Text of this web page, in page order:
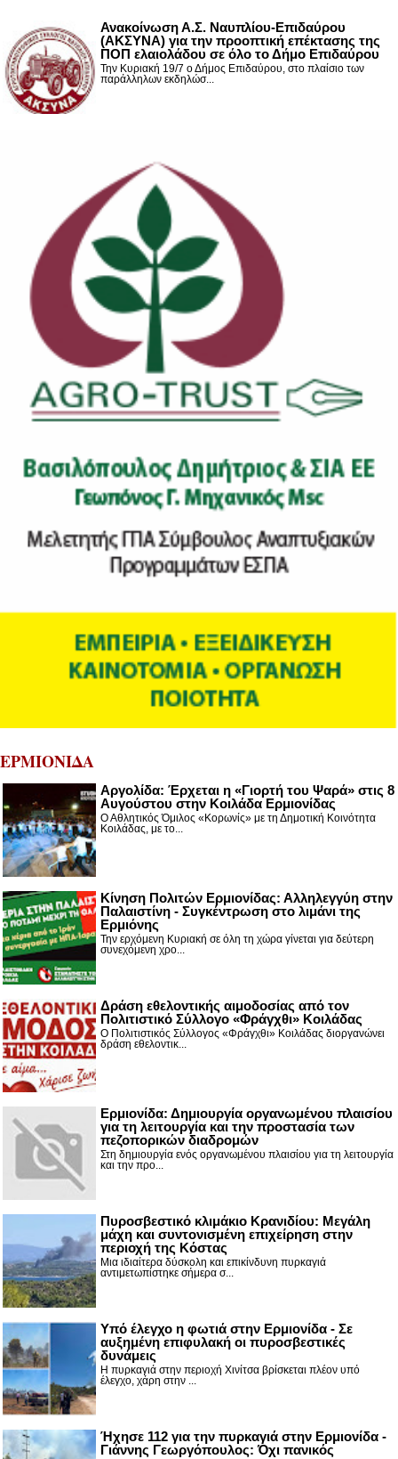
Ανακοίνωση Α.Σ. Ναυπλίου-Επιδαύρου
(ΑΚΣΥΝΑ) για την προοπτική επέκτασης της
ΠΟΠ ελαιολάδου σε όλο το Δήμο Επιδαύρου
Την Κυριακή 19/7 ο Δήμος Επιδαύρου, στο πλαίσιο των
παράλληλων εκδηλώσ...
ΕΡΜΙΟΝΙΔΑ
Αργολίδα: Έρχεται η «Γιορτή του Ψαρά» στις 8
Αυγούστου στην Κοιλάδα Ερμιονίδας
Ο Αθλητικός Όμιλος «Κορωνίς» με τη Δημοτική Κοινότητα
Κοιλάδας, με το...
Κίνηση Πολιτών Ερμιονίδας: Αλληλεγγύη στην
Παλαιστίνη - Συγκέντρωση στο λιμάνι της
Ερμιόνης
Την ερχόμενη Κυριακή σε όλη τη χώρα γίνεται για δεύτερη
συνεχόμενη χρο...
Δράση εθελοντικής αιμοδοσίας από τον
Πολιτιστικό Σύλλογο «Φράγχθι» Κοιλάδας
Ο Πολιτιστικός Σύλλογος «Φράγχθι» Κοιλάδας διοργανώνει
δράση εθελοντικ...
Ερμιονίδα: Δημιουργία οργανωμένου πλαισίου
για τη λειτουργία και την προστασία των
πεζοπορικών διαδρομών
Στη δημιουργία ενός οργανωμένου πλαισίου για τη λειτουργία
και την προ...
Πυροσβεστικό κλιμάκιο Κρανιδίου: Μεγάλη
μάχη και συντονισμένη επιχείρηση στην
περιοχή της Κόστας
Μια ιδιαίτερα δύσκολη και επικίνδυνη πυρκαγιά
αντιμετωπίστηκε σήμερα σ...
Υπό έλεγχο η φωτιά στην Ερμιονίδα - Σε
αυξημένη επιφυλακή οι πυροσβεστικές
δυνάμεις
Η πυρκαγιά στην περιοχή Χινίτσα βρίσκεται πλέον υπό
έλεγχο, χάρη στην ...
Ήχησε 112 για την πυρκαγιά στην Ερμιονίδα -
Γιάννης Γεωργόπουλος: Όχι πανικός